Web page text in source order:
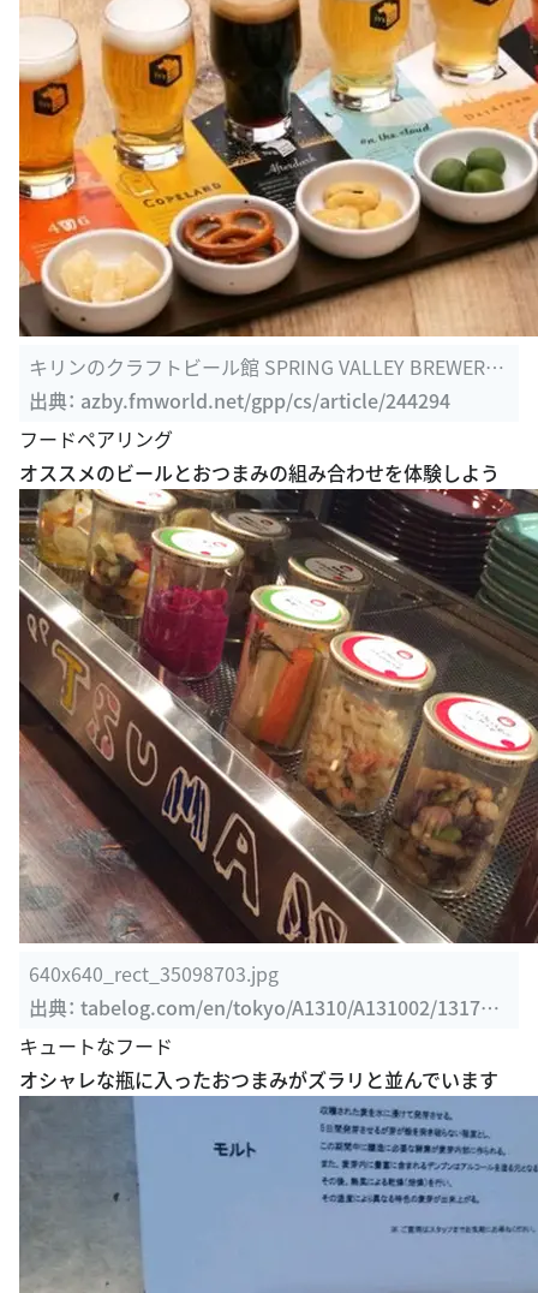
キリンのクラフトビール館 SPRING VALLEY BREWERY
（スプリングバレー ...
出典： azby.fmworld.net/gpp/cs/article/244294
フードペアリング
オススメのビールとおつまみの組み合わせを体験しよう
640x640_rect_35098703.jpg
出典： tabelog.com/en/tokyo/A1310/A131002/131777
93/dtlphotolst/1/2/?smp=s
キュートなフード
オシャレな瓶に入ったおつまみがズラリと並んでいます